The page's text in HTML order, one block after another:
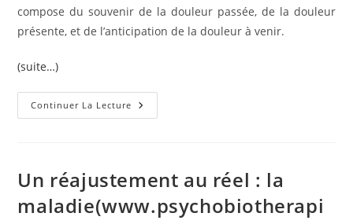
compose du souvenir de la douleur passée, de la douleur
présente, et de l’anticipation de la douleur à venir.
(suite…)
Continuer La Lecture Douleur
Et
Un réajustement au réel : la
maladie(www.psychobiotherapi